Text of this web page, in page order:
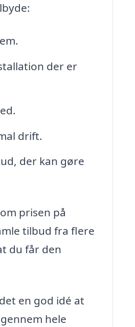
der er
drift.
der kan gøre
prisen på
tilbud fra flere
du får den
en god idé at
hele